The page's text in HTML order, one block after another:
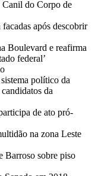
do Corpo de
após descobrir
Boulevard e reafirma
federal’
político da
da
de ato pró-
na zona Leste
Barroso sobre piso